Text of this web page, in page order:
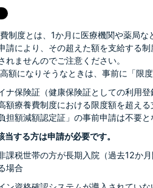
制度とは、1か月に医療機関や薬局
請により、その超えた額を支給する
れませんのでご注意ください。
額になりそうなときは、事前に「限
ナ保険証（健康保険証としての利用
額療養費制度における限度額を超え
担額減額認定証」の事前申請は不要
する方は申請が必要です。
課税世帯の方が長期入院（過去12か
場合